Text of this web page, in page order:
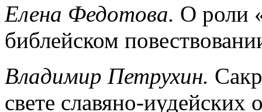
Елена Федотова. О роли
библейском
Владимир Петрухин.
свете славяно-иудейских